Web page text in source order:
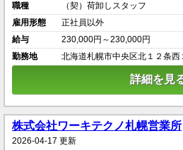
職種
（契）荷卸しスタッフ
雇用形態
正社員以外
給与
230,000円～230,000円
勤務地
北海道札幌市中央区北１２条
詳細を見
株式会社ワーキテクノ札幌営業所
2026-04-17 更新